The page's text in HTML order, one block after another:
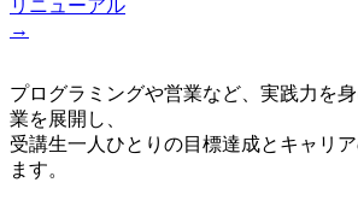
リニューアル
→
プログラミングや営業など、実践力を
業を展開し、
受講生一人ひとりの目標達成とキャリ
ます。